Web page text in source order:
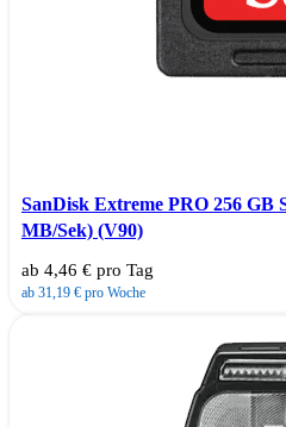
SanDisk Extreme PRO 256 GB
MB/Sek) (V90)
ab 4,46 € pro Tag
ab 31,19 € pro Woche